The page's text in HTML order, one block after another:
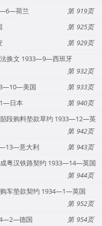
荷兰
919
925
929
换文 1933—9—西班牙
932
美国
933
日本
940
段购料垫款草约 1933—12—英
942
意大利
943
粤汉铁路契约 1933—14—英国
944
车垫款契约 1934—1—英国
952
德国
954